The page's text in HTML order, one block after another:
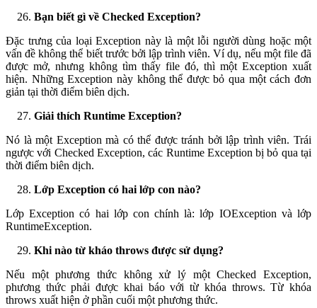
Bạn biết gì về Checked Exception?
Đặc trưng của loại Exception này là một lỗi người dùng hoặc một
vấn đề không thể biết trước bởi lập trình viên. Ví dụ, nếu một file đã
được mở, nhưng không tìm thấy file đó, thì một Exception xuất
hiện. Những Exception này không thể được bỏ qua một cách đơn
giản tại thời điểm biên dịch.
Giải thích Runtime Exception?
Nó là một Exception mà có thể được tránh bởi lập trình viên. Trái
ngược với Checked Exception, các Runtime Exception bị bỏ qua tại
thời điểm biên dịch.
Lớp Exception có hai lớp con nào?
Lớp Exception có hai lớp con chính là: lớp IOException và lớp
RuntimeException.
Khi nào từ kháo throws được sử dụng?
Nếu một phương thức không xử lý một Checked Exception,
phương thức phải được khai báo với từ khóa throws. Từ khóa
throws xuất hiện ở phần cuối một phương thức.